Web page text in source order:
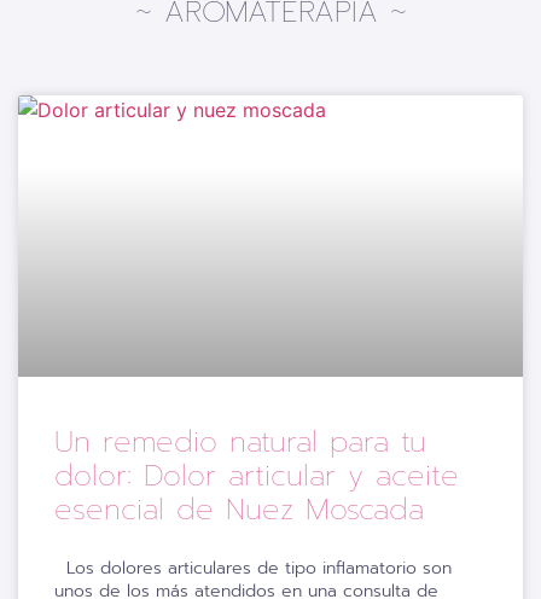
~ AROMATERAPIA ~
Un remedio natural para tu
dolor: Dolor articular y aceite
esencial de Nuez Moscada
Los dolores articulares de tipo inflamatorio son
unos de los más atendidos en una consulta de